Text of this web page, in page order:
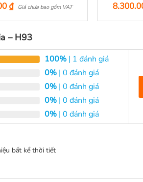
₫ Giá chưa bao gồm VAT
– H93
100% | 1 đánh giá
0% | 0 đánh giá
0% | 0 đánh giá
0% | 0 đánh giá
0% | 0 đánh giá
bất kể thời tiết